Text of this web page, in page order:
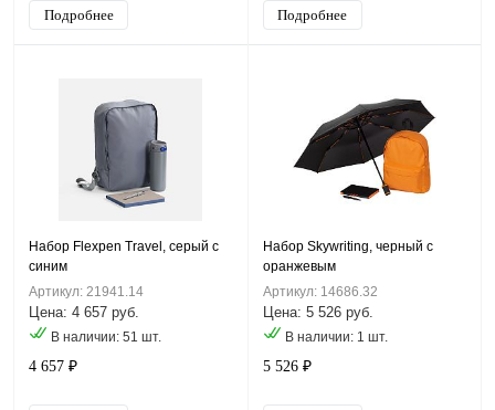
Подробнее Подробнее
Набор Flexpen Travel, серый с
синим
Артикул: 21941.14
Цена: 4 657 руб.
В наличии: 51 шт.
4 657 ₽
Набор Skywriting, черный с
оранжевым
Артикул: 14686.32
Цена: 5 526 руб.
В наличии: 1 шт.
5 526 ₽